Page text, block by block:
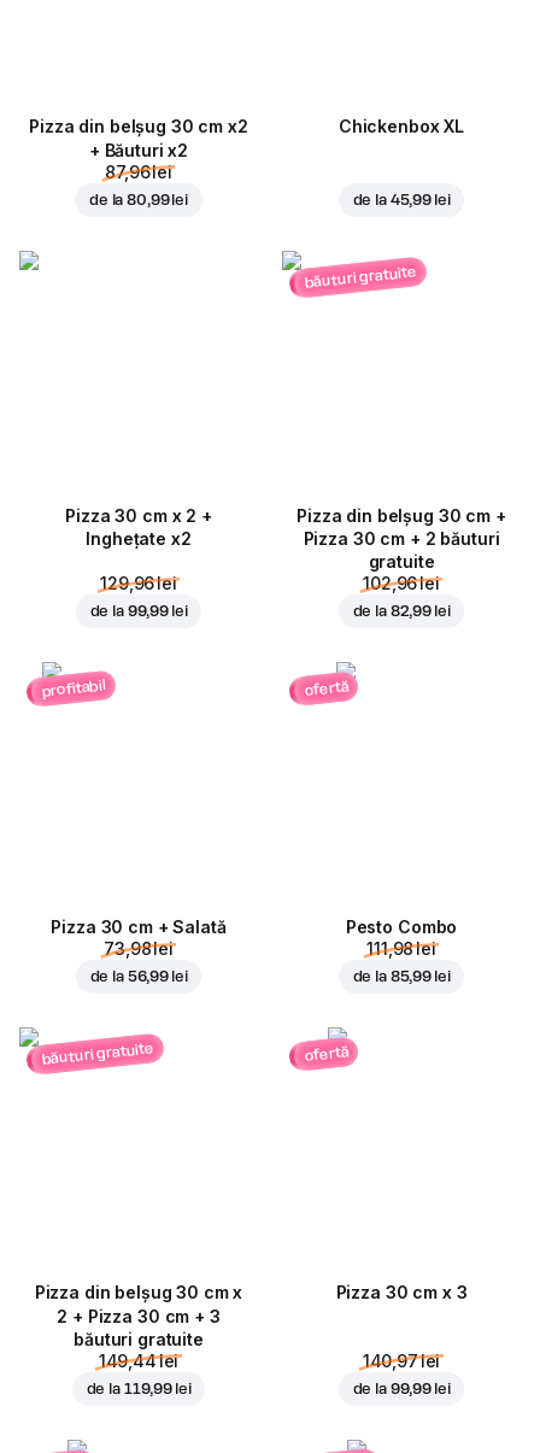
Pizza din belșug 30 cm x2
+ Băuturi x2
87,96 lei
de la80,99 lei
Chickenbox XL
de la 45,99 lei
Pizza 30 cm x 2 +
Inghețate x2
129,96 lei
de la 99,99 lei
băuturi gratuite
Pizza din belșug 30 cm +
Pizza 30 cm + 2 băuturi
gratuite
102,96 lei
de la 82,99 lei
profitabil
Pizza 30 cm + Salată
73,98 lei
de la 56,99 lei
ofertă
Pesto Combo
111,98 lei
de la 85,99 lei
băuturi gratuite
Pizza din belșug 30 cm x
2 + Pizza 30 cm + 3
băuturi gratuite
149,44 lei
de la 119,99 lei
ofertă
Pizza 30 cm x 3
140,97 lei
de la 99,99 lei